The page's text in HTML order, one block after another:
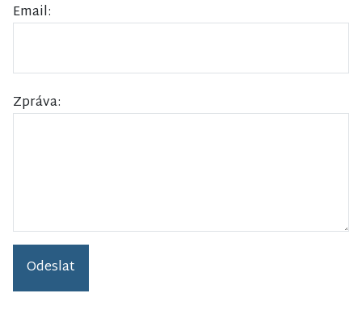
Email:
Zpráva:
Odeslat